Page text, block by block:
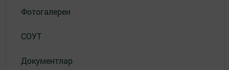
Фотогалереи
СОУТ
Документлар